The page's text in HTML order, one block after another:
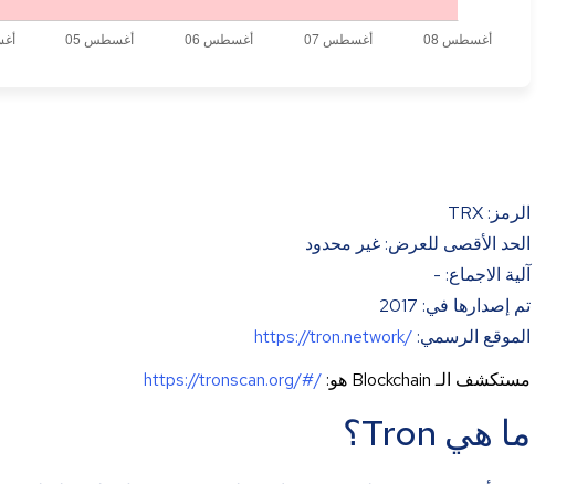
الرمز: TRX
الحد الأقصى للعرض: غير محدود
آلية الاجماع: -
تم إصدارها في: 2017
الموقع الرسمي: https://tron.network/
مستكشف الـ Blockchain هو:
https://tronscan.org/#/
ما هي Tron؟